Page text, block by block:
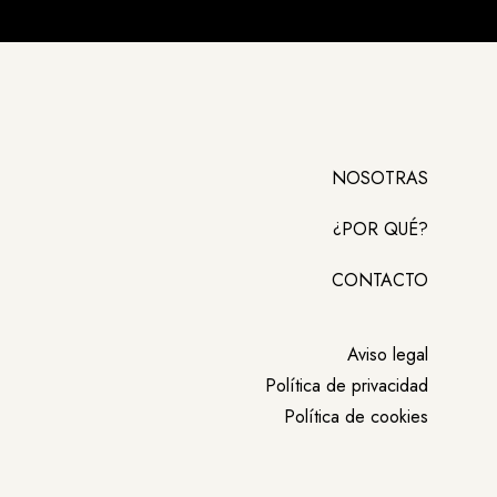
NOSOTRAS
¿POR QUÉ?
CONTACTO
Aviso legal
Política de privacidad
Política de cookies